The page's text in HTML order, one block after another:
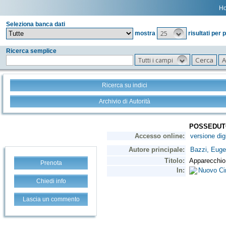
Seleziona banca dati
mostra
25 risultati per
Ricerca semplice
Tutti i campi
Ricerca su indici
Archivio di Autorità
Prenota
Chiedi info
Lascia un commento